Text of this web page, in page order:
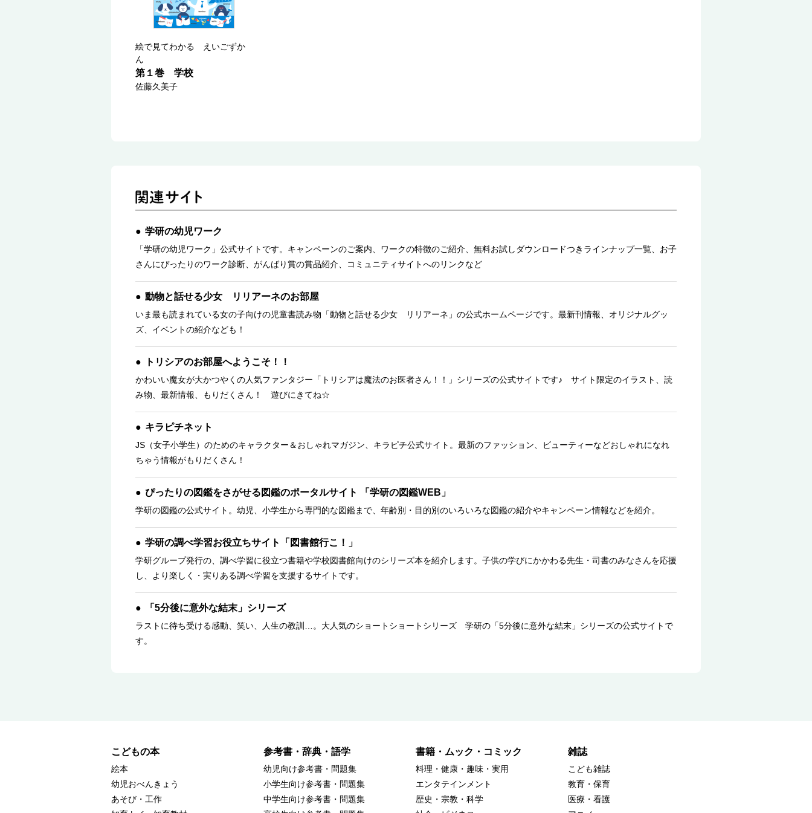
絵で見てわかる えいごずか
ん
第１巻 学校
佐藤久美子
学研の幼児ワーク
「学研の幼児ワーク」公式サイトです。キャンペーンのご案内、ワークの特徴のご紹介、無料お試しダウンロードつきラインナップ一覧、お子
さんにぴったりのワーク診断、がんばり賞の賞品紹介、コミュニティサイトへのリンクなど
動物と話せる少女 リリアーネのお部屋
いま最も読まれている女の子向けの児童書読み物「動物と話せる少女 リリアーネ」の公式ホームページです。最新刊情報、オリジナルグッ
ズ、イベントの紹介なども！
トリシアのお部屋へようこそ！！
かわいい魔女が大かつやくの人気ファンタジー「トリシアは魔法のお医者さん！！」シリーズの公式サイトです♪ サイト限定のイラスト、読
み物、最新情報、もりだくさん！ 遊びにきてね☆
キラピチネット
JS（女子小学生）のためのキャラクター＆おしゃれマガジン、キラピチ公式サイト。最新のファッション、ビューティーなどおしゃれになれ
ちゃう情報がもりだくさん！
ぴったりの図鑑をさがせる図鑑のポータルサイト 「学研の図鑑WEB」
学研の図鑑の公式サイト。幼児、小学生から専門的な図鑑まで、年齢別・目的別のいろいろな図鑑の紹介やキャンペーン情報などを紹介。
学研の調べ学習お役立ちサイト「図書館行こ！」
学研グループ発行の、調べ学習に役立つ書籍や学校図書館向けのシリーズ本を紹介します。子供の学びにかかわる先生・司書のみなさんを応援
し、より楽しく・実りある調べ学習を支援するサイトです。
「5分後に意外な結末」シリーズ
ラストに待ち受ける感動、笑い、人生の教訓…。大人気のショートショートシリーズ 学研の「5分後に意外な結末」シリーズの公式サイトで
す。
こどもの本
絵本
幼児おべんきょう
あそび・工作
参考書・辞典・語学
幼児向け参考書・問題集
小学生向け参考書・問題集
中学生向け参考書・問題集
書籍・ムック・コミック
料理・健康・趣味・実用
エンタテインメント
歴史・宗教・科学
雑誌
こども雑誌
教育・保育
医療・看護